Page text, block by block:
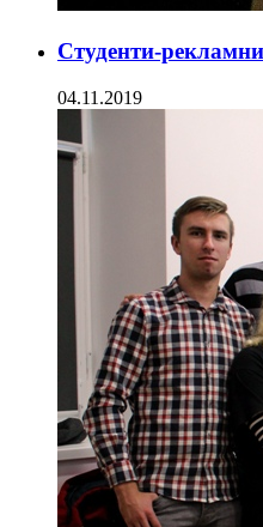
Студенти-
04.11.2019